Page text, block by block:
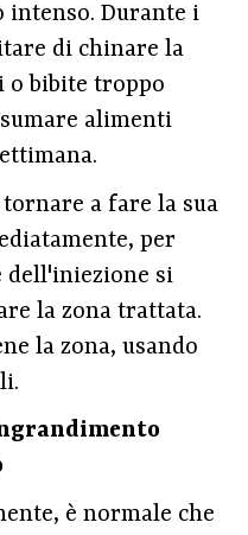
intenso. Durante i
di chinare la
o bibite troppo
alimenti
a fare la sua
per
dell'iniezione si
la zona trattata.
la zona, usando
è normale che